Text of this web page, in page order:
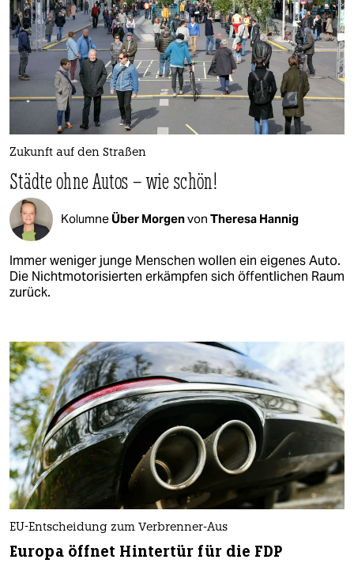
Zukunft auf den Straßen
Städte ohne Autos – wie schön!
Kolumne Über Morgenvon Theresa Hannig
Immer weniger junge Menschen wollen ein eigenes Auto.
Die Nichtmotorisierten erkämpfen sich öffentlichen Raum
zurück.
EU-Entscheidung zum Verbrenner-Aus
Europa öffnet Hintertür für die FDP